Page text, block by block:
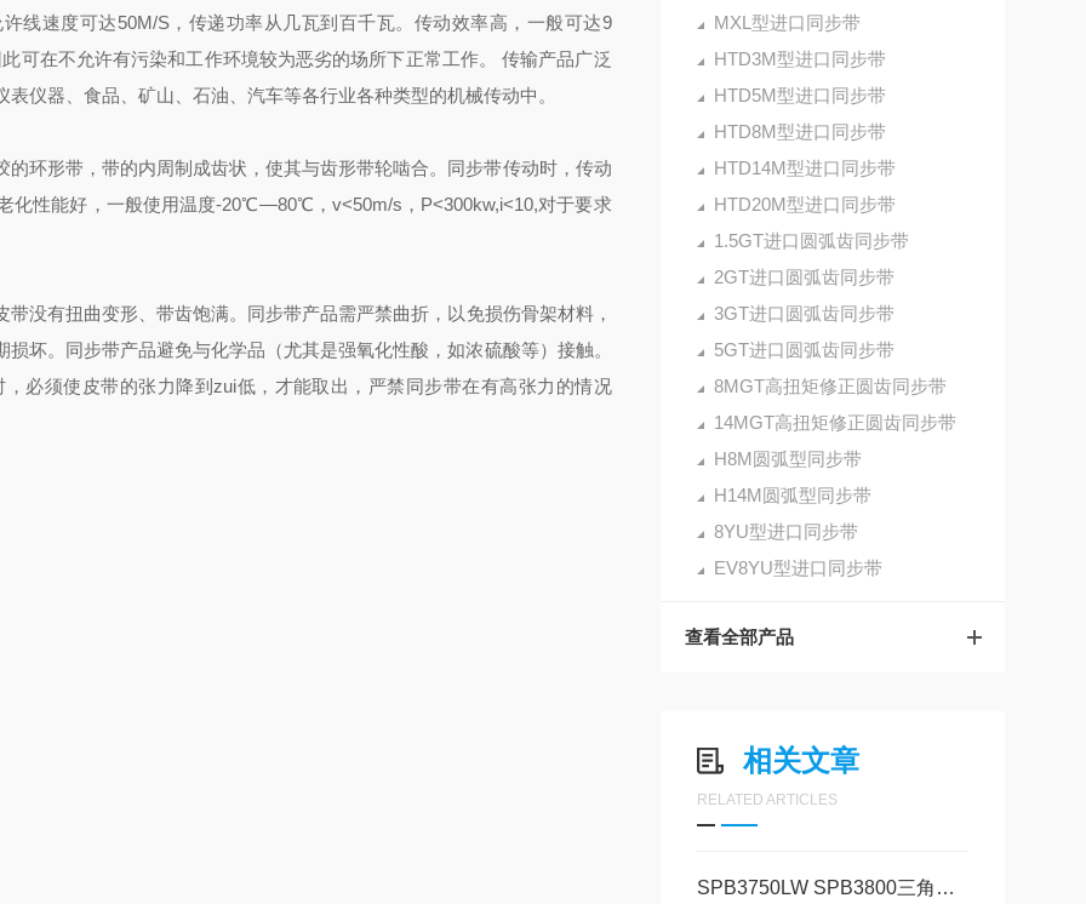
MXL型进口同步带
HTD3M型进口同步带
HTD5M型进口同步带
HTD8M型进口同步带
HTD14M型进口同步带
HTD20M型进口同步带
1.5GT进口圆弧齿同步带
2GT进口圆弧齿同步带
3GT进口圆弧齿同步带
5GT进口圆弧齿同步带
8MGT高扭矩修正圆齿同步带
14MGT高扭矩修正圆齿同步带
H8M圆弧型同步带
H14M圆弧型同步带
8YU型进口同步带
EV8YU型进口同步带
查看全部产品
相关文章
RELATED ARTICLES
SPB3750LW SPB3800三角带教您冬季保养三角带
线速度可达50M/S，传递功率从几瓦到百千瓦。传动效率高，一般可达9
可在不允许有污染和工作环境较为恶劣的场所下正常工作。 传输产品广泛
仪器、食品、矿山、石油、汽车等各行业各种类型的机械传动中。
环形带，带的内周制成齿状，使其与齿形带轮啮合。同步带传动时，传动
化性能好，一般使用温度-20℃―80℃，v<50m/s，P<300kw,i<10,对于要求
没有扭曲变形、带齿饱满。 同步带产品需严禁曲折，以免损伤骨架材料，
坏。 同步带产品避免与化学品（尤其是强氧化性酸，如浓硫酸等）接触。
，必须使皮带的张力降到zui低，才能取出，严禁同步带在有高张力的情况